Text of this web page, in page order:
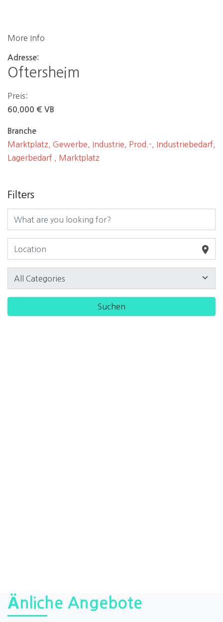
More Info
Adresse:
Oftersheim
Preis:
60.000 € VB
Branche
Marktplatz, Gewerbe, Industrie, Prod.-, Industriebedarf,
Lagerbedarf , Marktplatz
Filters
Änliche Angebote